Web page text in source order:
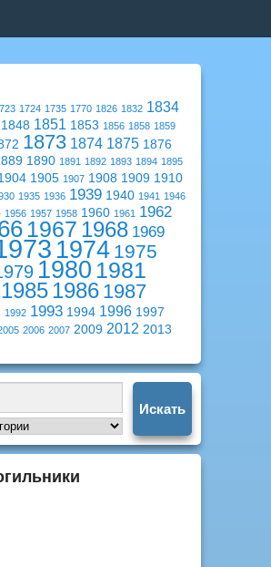
1724 1735 1770 1826 1832 1834
1848 1851 1853 1856 1858 1859
1873 1874 1875 1876
1890 1891 1892 1893 1894 1895
1905 1907 1908 1909 1910
1935 1936 1939 1940 1941 1946
1956 1957 1958 1960 1961 1962
1967 1968 1969
1974 1975
1980 1981
19851986 1987
1992 1993 1994 1996 1997
2006 2007 2009 2012 2013